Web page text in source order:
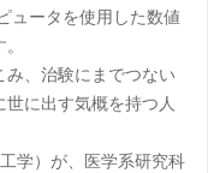
ュータを使用した数値
み、治験にまでつない
に出す気概を持つ人
学）が、医学系研究科